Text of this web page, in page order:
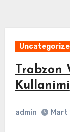
Trabzon
Kullanimi
admin Mart